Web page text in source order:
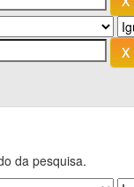
da pesquisa.